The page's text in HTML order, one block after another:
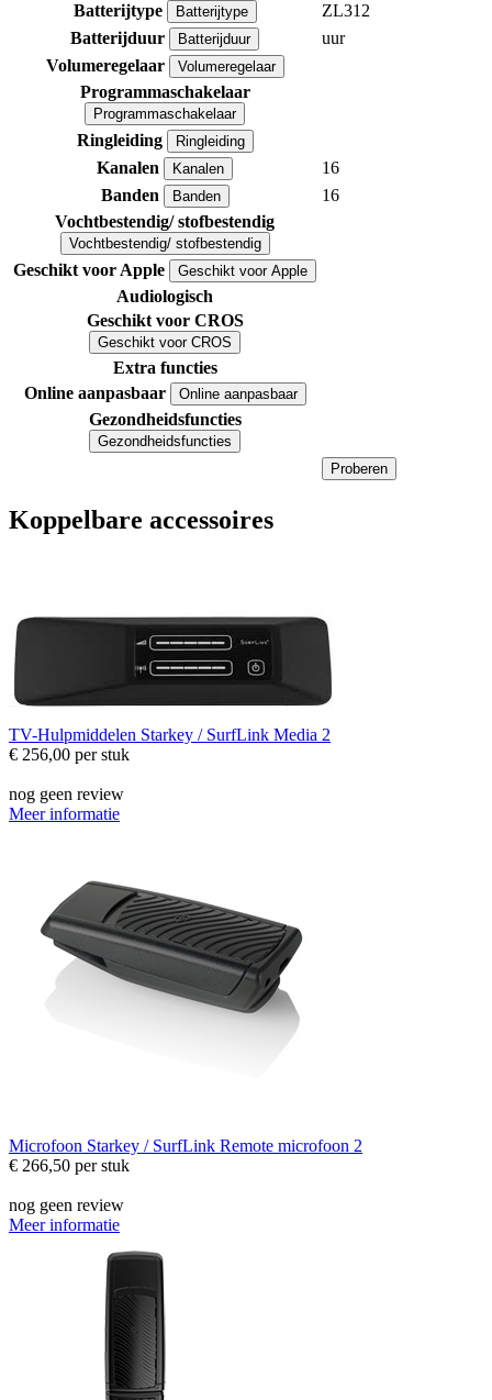
Batterijtype Batterijtype
ZL312
Batterijduur
Batterijduur
uur
Volumeregelaar
Volumeregelaar
Programmaschakelaar
Programmaschakelaar
Ringleiding Ringleiding
Kanalen Kanalen
16
Banden
Banden
16
Vochtbestendig/ stofbestendig
Vochtbestendig/ stofbestendig
Geschikt voor Apple Geschikt voor Apple
Audiologisch
Geschikt voor CROS
Geschikt voor CROS
Extra functies
Online aanpasbaar
Online aanpasbaar
Gezondheidsfuncties
Gezondheidsfuncties
Proberen
Koppelbare accessoires
TV-Hulpmiddelen Starkey / SurfLink Media 2
€ 256,00 per stuk
nog geen review
Meer informatie
Microfoon Starkey / SurfLink Remote microfoon 2
€ 266,50 per stuk
nog geen review
Meer informatie